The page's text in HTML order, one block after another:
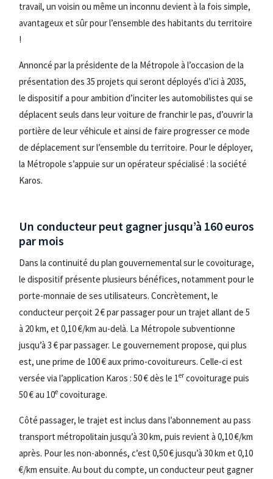
travail, un voisin ou même un inconnu devient à la fois simple,
avantageux et sûr pour l’ensemble des habitants du territoire
!
Annoncé par la présidente de la Métropole à l’occasion de la
présentation des 35 projets qui seront déployés d’ici à 2035,
le dispositif a pour ambition d’inciter les automobilistes qui se
déplacent seuls dans leur voiture de franchir le pas, d’ouvrir la
portière de leur véhicule et ainsi de faire progresser ce mode
de déplacement sur l’ensemble du territoire. Pour le déployer,
la Métropole s’appuie sur un opérateur spécialisé : la société
Karos.
Un conducteur peut gagner jusqu’à 160 euros
par mois
Dans la continuité du plan gouvernemental sur le covoiturage,
le dispositif présente plusieurs bénéfices, notamment pour le
porte-monnaie de ses utilisateurs. Concrètement, le
conducteur perçoit 2 € par passager pour un trajet allant de 5
à 20 km, et 0,10 €/km au-delà. La Métropole subventionne
jusqu’à 3 € par passager. Le gouvernement propose, qui plus
est, une prime de 100 € aux primo-covoitureurs. Celle-ci est
versée via l’application Karos : 50 € dès le 1er covoiturage puis
50 € au 10e covoiturage.
Côté passager, le trajet est inclus dans l’abonnement au pass
transport métropolitain jusqu’à 30 km, puis revient à 0,10 €/km
après. Pour les non-abonnés, c’est 0,50 € jusqu’à 30 km et 0,10
€/km ensuite. Au bout du compte, un conducteur peut gagner